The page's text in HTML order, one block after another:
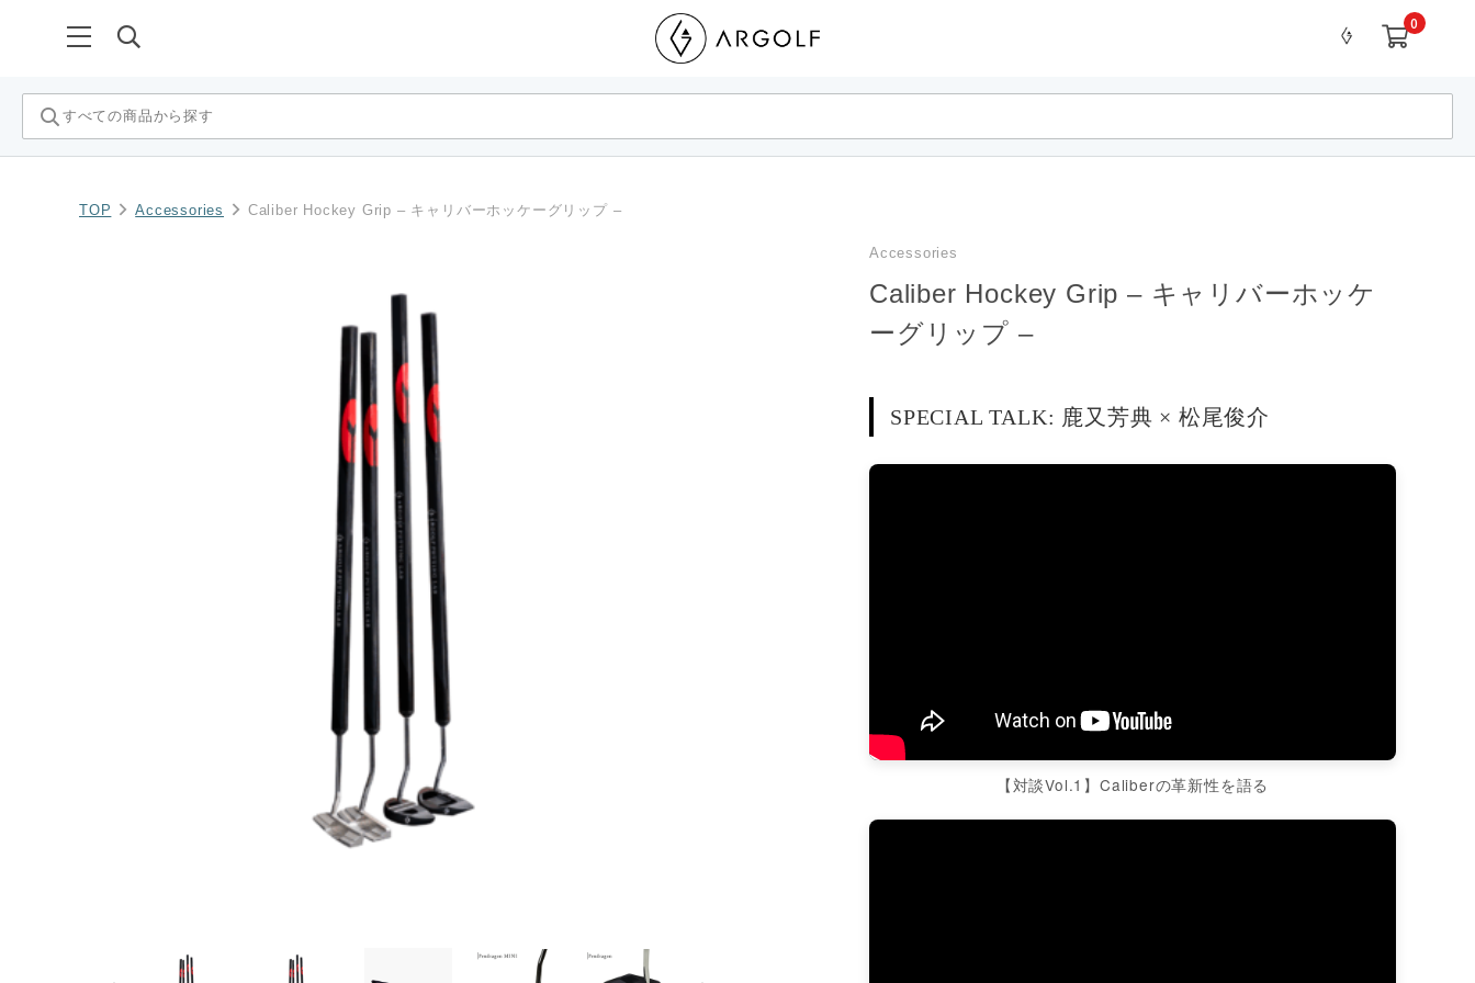
0
TOP Accessories Caliber Hockey Grip – キャリバーホッケーグリップ –
Accessories
Caliber Hockey Grip – キャリバーホッケ
ーグリップ –
SPECIAL TALK: 鹿又芳典 × 松尾俊介
【対談Vol.1】Caliberの革新性を語る